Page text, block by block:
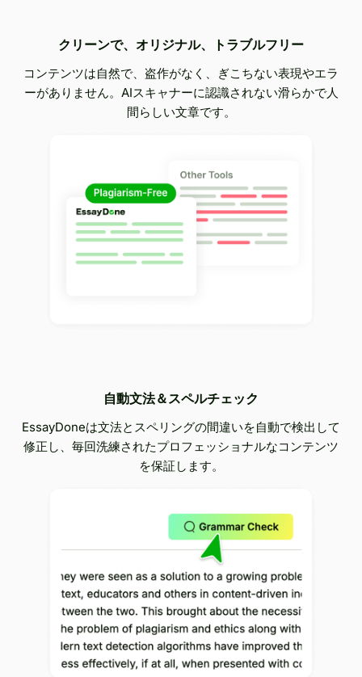
クリーンで、オリジナル、トラブルフリー
コンテンツは自然で、盗作がなく、ぎこちない表現やエラ
ーがありません。AIスキャナーに認識されない滑らかで人
間らしい文章です。
自動文法＆スペルチェック
EssayDoneは文法とスペリングの間違いを自動で検出して
修正し、毎回洗練されたプロフェッショナルなコンテンツ
を保証します。